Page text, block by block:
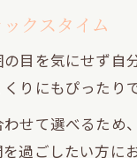
クスタイム
目を気にせず
りにもぴったりで
せて選べるた
過ごしたい方にお